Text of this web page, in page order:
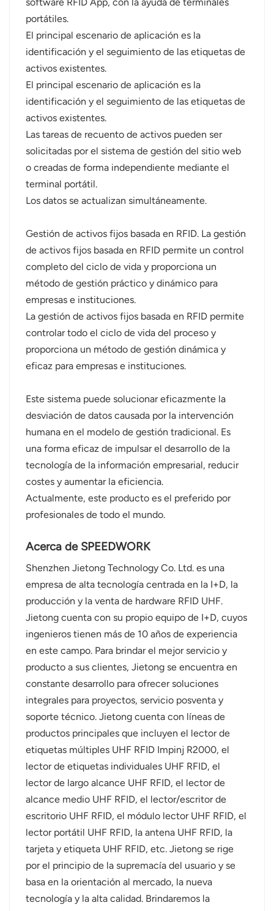
portátiles.
El principal escenario de aplicación es la
identificación y el seguimiento de las etiquetas de
activos existentes.
El principal escenario de aplicación es la
identificación y el seguimiento de las etiquetas de
activos existentes.
Las tareas de recuento de activos pueden ser
solicitadas por el sistema de gestión del sitio web
o creadas de forma independiente mediante el
terminal portátil.
Los datos se actualizan simultáneamente.
Gestión de activos fijos basada en RFID. La gestión
de activos fijos basada en RFID permite un control
completo del ciclo de vida y proporciona un
método de gestión práctico y dinámico para
empresas e instituciones.
La gestión de activos fijos basada en RFID permite
controlar todo el ciclo de vida del proceso y
proporciona un método de gestión dinámica y
eficaz para empresas e instituciones.
Este sistema puede solucionar eficazmente la
desviación de datos causada por la intervención
humana en el modelo de gestión tradicional. Es
una forma eficaz de impulsar el desarrollo de la
tecnología de la información empresarial, reducir
costes y aumentar la eficiencia.
Actualmente, este producto es el preferido por
profesionales de todo el mundo.
Acerca de SPEEDWORK
Shenzhen Jietong Technology Co. Ltd. es una
empresa de alta tecnología centrada en la I+D, la
producción y la venta de hardware RFID UHF.
Jietong cuenta con su propio equipo de I+D, cuyos
ingenieros tienen más de 10 años de experiencia
en este campo. Para brindar el mejor servicio y
producto a sus clientes, Jietong se encuentra en
constante desarrollo para ofrecer soluciones
integrales para proyectos, servicio posventa y
soporte técnico. Jietong cuenta con líneas de
productos principales que incluyen el lector de
etiquetas múltiples UHF RFID Impinj R2000, el
lector de etiquetas individuales UHF RFID, el
lector de largo alcance UHF RFID, el lector de
alcance medio UHF RFID, el lector/escritor de
escritorio UHF RFID, el módulo lector UHF RFID, el
lector portátil UHF RFID, la antena UHF RFID, la
tarjeta y etiqueta UHF RFID, etc. Jietong se rige
por el principio de la supremacía del usuario y se
basa en la orientación al mercado, la nueva
tecnología y la alta calidad. Brindaremos la